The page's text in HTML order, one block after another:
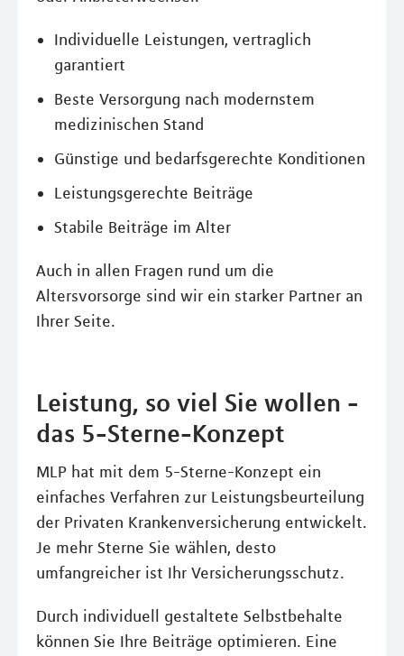
Individuelle Leistungen, vertraglich
garantiert
Beste Versorgung nach modernstem
medizinischen Stand
Günstige und bedarfsgerechte Konditionen
Leistungsgerechte Beiträge
Stabile Beiträge im Alter
Auch in allen Fragen rund um die
Altersvorsorge sind wir ein starker Partner an
Ihrer Seite.
Leistung, so viel Sie wollen -
das 5-Sterne-Konzept
MLP hat mit dem 5-Sterne-Konzept ein
einfaches Verfahren zur Leistungsbeurteilung
der Privaten Krankenversicherung entwickelt.
Je mehr Sterne Sie wählen, desto
umfangreicher ist Ihr Versicherungsschutz.
Durch individuell gestaltete Selbstbehalte
können Sie Ihre Beiträge optimieren. Eine